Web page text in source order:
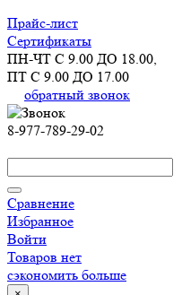
Прайс-лист
Сертификаты
ПН-ЧТ С 9.00 ДО 18.00,
ПТ С 9.00 ДО 17.00
обратный звонок
8-977-789-29-02
Сравнение
Избранное
Войти
Товаров нет
сэкономить больше